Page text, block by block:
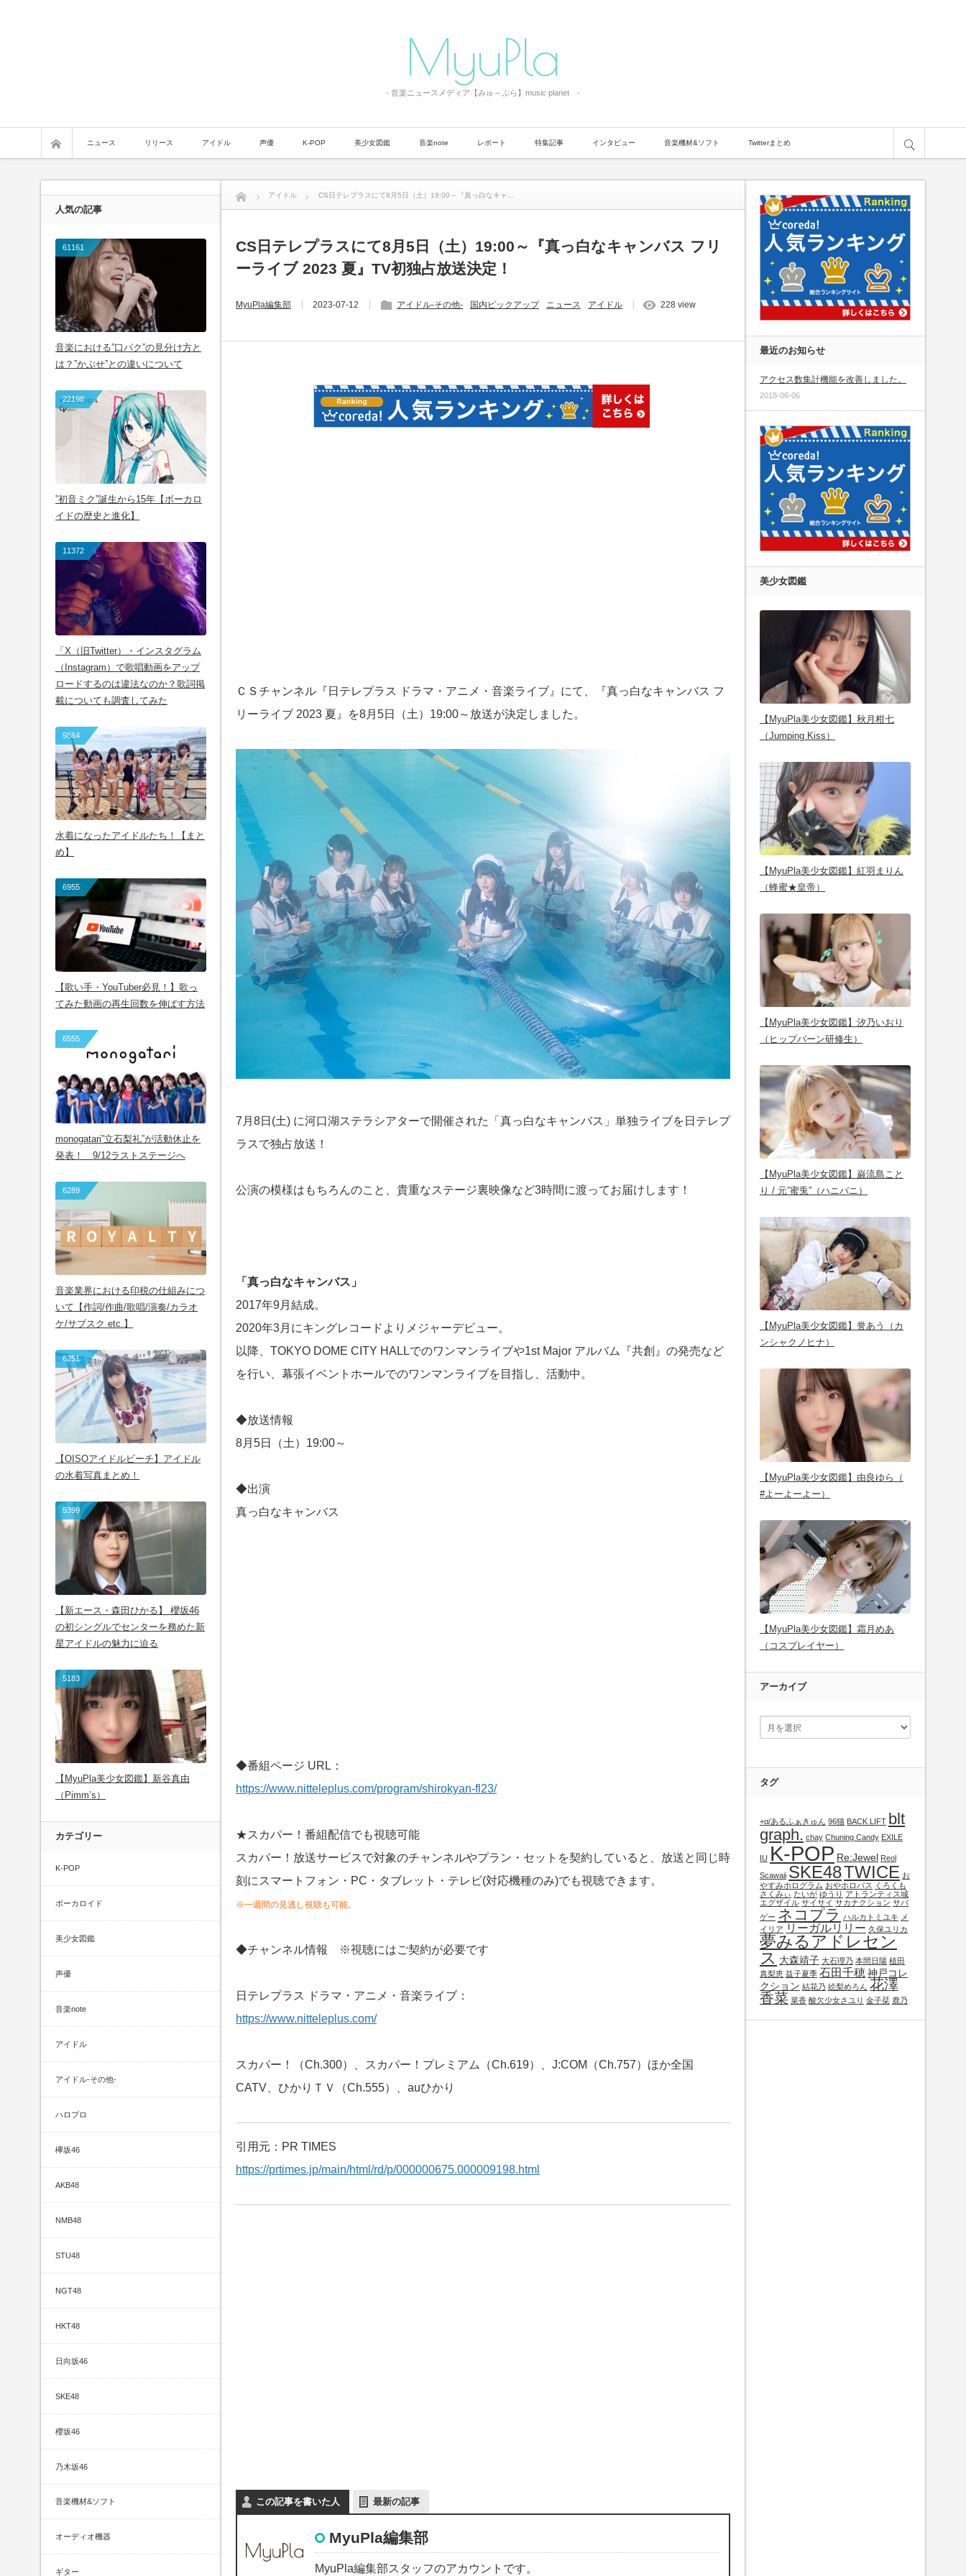
MyuPla
- 音楽ニュースメディア【みゅ～ぷら】music planet -
ニュース リリース アイドル 声優 K-POP 美少女図鑑 音楽note レポート 特集記事 インタビュー 音楽機材&ソフト Twitterまとめ
アイドル CS日テレプラスにて8月5日（土）19:00～『真っ白なキャ...
CS日テレプラスにて8月5日（土）19:00～『真っ白なキャンバス フリ
ーライブ 2023 夏』TV初独占放送決定！
MyuPla編集部 2023-07-12 アイドル-その他- 国内ピックアップ ニュース アイドル 228 view
ＣＳチャンネル『日テレプラス ドラマ・アニメ・音楽ライブ』にて、『真っ白なキャンバス フ
リーライブ 2023 夏』を8月5日（土）19:00～放送が決定しました。
7月8日(土) に河口湖ステラシアターで開催された「真っ白なキャンバス」単独ライブを日テレプ
ラスで独占放送！
公演の模様はもちろんのこと、貴重なステージ裏映像など3時間に渡ってお届けします！
「真っ白なキャンバス」
2017年9月結成。
2020年3月にキングレコードよりメジャーデビュー。
以降、TOKYO DOME CITY HALLでのワンマンライブや1st Major アルバム『共創』の発売など
を行い、幕張イベントホールでのワンマンライブを目指し、活動中。
◆放送情報
8月5日（土）19:00～
◆出演
真っ白なキャンバス
◆番組ページ URL：
https://www.nitteleplus.com/program/shirokyan-fl23/
★スカパー！番組配信でも視聴可能
スカパー！放送サービスで対象のチャンネルやプラン・セットを契約していると、放送と同じ時
刻にスマートフォン・PC・タブレット・テレビ(対応機種のみ)でも視聴できます。
※一週間の見逃し視聴も可能。
◆チャンネル情報 ※視聴にはご契約が必要です
日テレプラス ドラマ・アニメ・音楽ライブ：
https://www.nitteleplus.com/
スカパー！（Ch.300）、スカパー！プレミアム（Ch.619）、J:COM（Ch.757）ほか全国
CATV、ひかりＴＶ（Ch.555）、auひかり
引用元：PR TIMES
https://prtimes.jp/main/html/rd/p/000000675.000009198.html
この記事を書いた人 最新の記事
MyuPla編集部
MyuPla編集部スタッフのアカウントです。
人気の記事
61161
音楽における”口パク”の見分け方と
は？”かぶせ”との違いについて
22198
”初音ミク”誕生から15年【ボーカロ
イドの歴史と進化】
11372
「X（旧Twitter）・インスタグラム
（Instagram）で歌唱動画をアップ
ロードするのは違法なのか？歌詞掲
載についても調査してみた
9864
水着になったアイドルたち！【まと
め】
6955
【歌い手・YouTuber必見！】歌っ
てみた動画の再生回数を伸ばす方法
6555
monogatari”立石梨礼”が活動休止を
発表！ 9/12ラストステージへ
6289
音楽業界における印税の仕組みにつ
いて【作詞/作曲/歌唱/演奏/カラオ
ケ/サブスク etc.】
6251
【OISOアイドルビーチ】アイドル
の水着写真まとめ！
5399
【新エース・森田ひかる】 櫻坂46
の初シングルでセンターを務めた新
星アイドルの魅力に迫る
5183
【MyuPla美少女図鑑】新谷真由
（Pimm’s）
カテゴリー
K-POP
ボーカロイド
美少女図鑑
声優
音楽note
アイドル
アイドル-その他-
ハロプロ
欅坂46
AKB48
NMB48
STU48
NGT48
HKT48
日向坂46
SKE48
櫻坂46
乃木坂46
音楽機材&ソフト
オーディオ機器
ギター
最近のお知らせ
アクセス数集計機能を改善しました。
2018-06-06
美少女図鑑
【MyuPla美少女図鑑】秋月柑七
（Jumping Kiss）
【MyuPla美少女図鑑】紅羽まりん
（蜂蜜★皇帝）
【MyuPla美少女図鑑】汐乃いおり
（ヒップバーン研修生）
【MyuPla美少女図鑑】巌流島こと
り / 元”蜜兎”（ハニバニ）
【MyuPla美少女図鑑】誉あう（カ
ンシャクノヒナ）
【MyuPla美少女図鑑】由良ゆら（
#よーよーよー）
【MyuPla美少女図鑑】霜月めあ
（コスプレイヤー）
アーカイブ
タグ
+α/あるふぁきゅん 96猫 BACK LIFT blt
graph. chay Chuning Candy EXILE
IU K-POP Re:Jewel Reol
Scawaii SKE48TWICE お
やすみホログラム おやホロバス
くろくも
さくみぃ たいが ゆうり アトランティス城
エグザイル サイサイ サカナクション サバ
ゲー ネコプラ ハルカトミユキ メ
イリア リーガルリリー 久保ユリカ
夢みるアドレセン
ス 大森靖子 大石理乃 本間日陽 植田
真梨恵 益子夏季 石田千穂神戸コレ
クション 結花乃 絵梨めろん 花澤
香菜 菜香 酸欠少女さユり 金子栞 鹿乃